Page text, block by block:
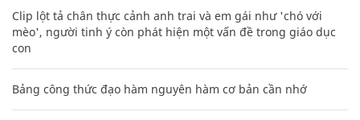
Clip lột tả chân thực cảnh anh trai và em gái như 'chó với
mèo', người tinh ý còn phát hiện một vấn đề trong giáo dục
con
Bảng công thức đạo hàm nguyên hàm cơ bản cần nhớ